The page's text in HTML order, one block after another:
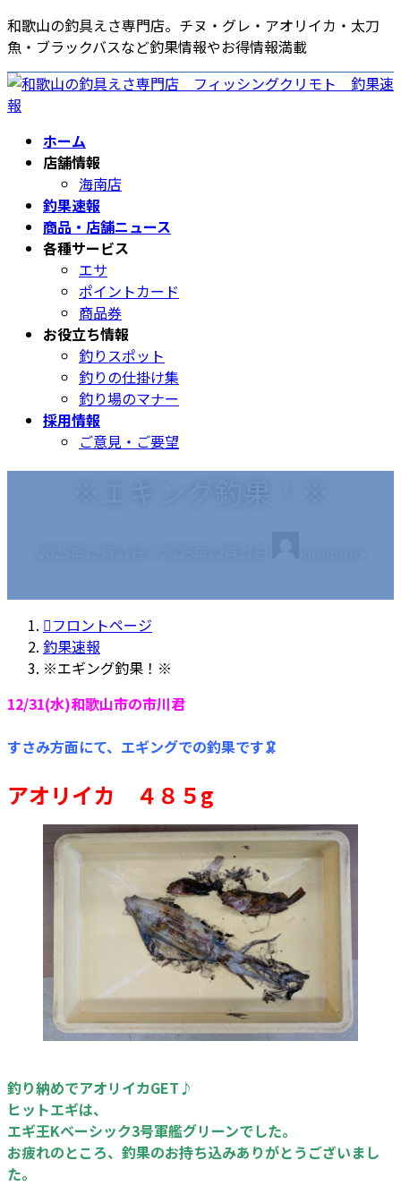
コ
ン
テ
ン
ツ
ナ
ビ
ゲ
ー
シ
和歌山の釣具えさ専門店。チヌ・グレ・アオリイカ・太刀
魚・ブラックバスなど釣果情報やお得情報満載
ホーム
店舗情報
海南店
釣果速報
商品・店舗ニュース
各種サービス
エサ
ポイントカード
商品券
お役立ち情報
釣りスポット
釣りの仕掛け集
釣り場のマナー
採用情報
ご意見・ご要望
新
:
フロントページ
釣果速報
※エギング釣果！※
12/31(水)和歌山市の市川君
すさみ方面にて、エギングでの釣果です🦑
アオリイカ ４８５g
釣り納めでアオリイカGET♪
ヒットエギは、
エギ王Kベーシック3号軍艦グリーンでした。
お疲れのところ、釣果のお持ち込みありがとうございまし
た。